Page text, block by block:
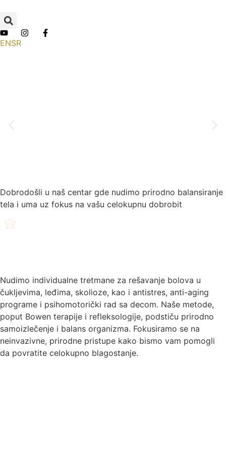
ENSR
Dobrodošli u naš centar gde nudimo prirodno balansiranje
tela i uma uz fokus na vašu celokupnu dobrobit
Nudimo individualne tretmane za rešavanje bolova u
čukljevima, leđima, skolioze, kao i antistres, anti-aging
programe i psihomotorički rad sa decom. Naše metode,
poput Bowen terapije i refleksologije, podstiču prirodno
samoizlečenje i balans organizma. Fokusiramo se na
neinvazivne, prirodne pristupe kako bismo vam pomogli
da povratite celokupno blagostanje.